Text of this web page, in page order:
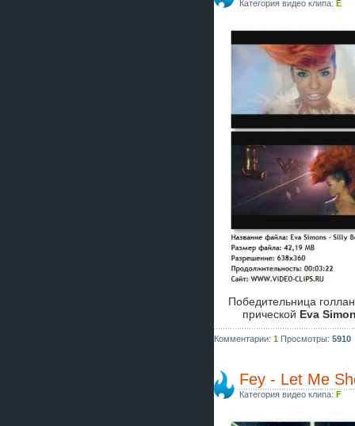
Категория видео клипа: E
Победительница
прической Eva
Комментарии: 1 Просмотры: 5910
Fey - Let Me
Категория видео клипа: F